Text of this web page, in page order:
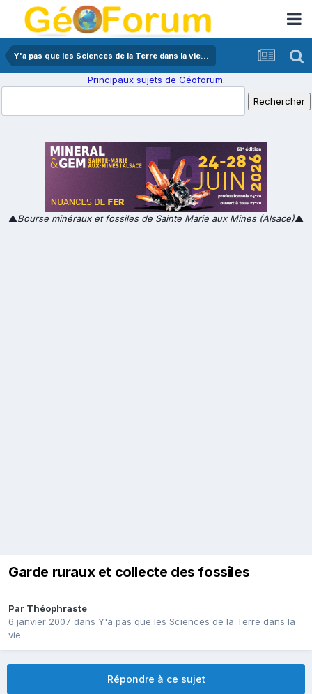
Y'a pas que les Sciences de la Terre dans la vie...
Principaux sujets de Géoforum.
▲Bourse minéraux et fossiles de Sainte Marie aux Mines (Alsace)▲
Garde ruraux et collecte des fossiles
Par Théophraste
6 janvier 2007 dans Y'a pas que les Sciences de la Terre dans la
vie...
Répondre à ce sujet